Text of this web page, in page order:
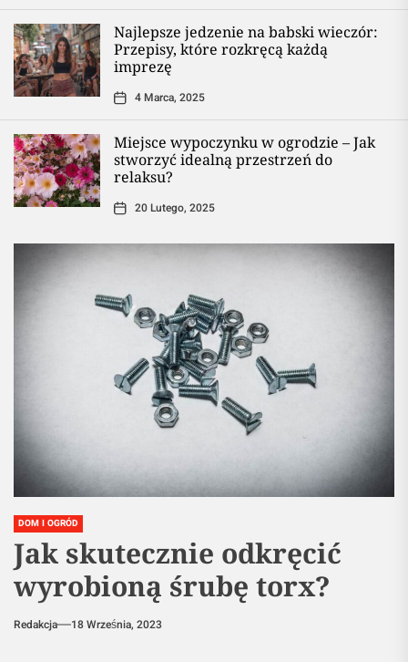
Najlepsze jedzenie na babski wieczór:
Przepisy, które rozkręcą każdą
imprezę
4 Marca, 2025
Miejsce wypoczynku w ogrodzie – Jak
stworzyć idealną przestrzeń do
relaksu?
20 Lutego, 2025
DOM I OGRÓD
Jak skutecznie odkręcić
wyrobioną śrubę torx?
Redakcja 18 Września, 2023